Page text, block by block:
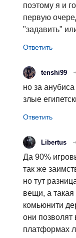
поэтому я и
первую
"задавить"
tenshi99
но за
злые
Libertus
Да 90%
так же
но тут
вещи, а такая
комьюнити
они позволят
платформах